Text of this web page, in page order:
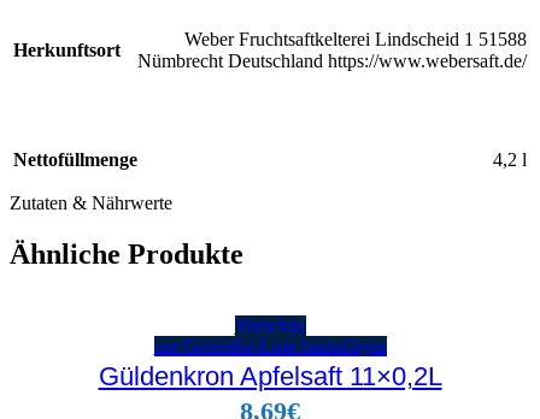
Herkunftsort
Weber Fruchtsaftkelterei Lindscheid 1 51588
Nümbrecht Deutschland https://www.webersaft.de/
Nettofüllmenge 4,2 l
Zutaten & Nährwerte
Ähnliche Produkte
Vorschau
zur Getränke-Liste hinzufügen
Güldenkron Apfelsaft 11×0,2L
8,69€